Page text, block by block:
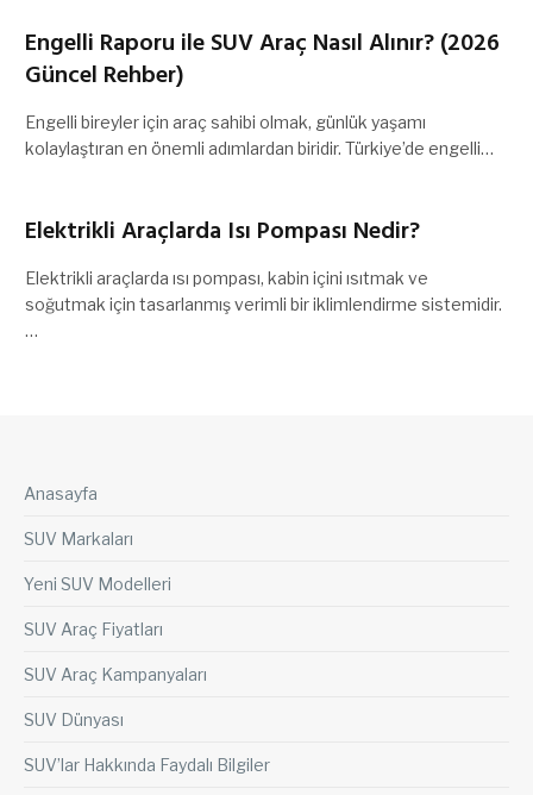
Engelli Raporu ile SUV Araç Nasıl Alınır? (2026
Güncel Rehber)
Engelli bireyler için araç sahibi olmak, günlük yaşamı
kolaylaştıran en önemli adımlardan biridir. Türkiye’de engelli…
Elektrikli Araçlarda Isı Pompası Nedir?
Elektrikli araçlarda ısı pompası, kabin içini ısıtmak ve
soğutmak için tasarlanmış verimli bir iklimlendirme sistemidir.
…
Anasayfa
SUV Markaları
Yeni SUV Modelleri
SUV Araç Fiyatları
SUV Araç Kampanyaları
SUV Dünyası
SUV’lar Hakkında Faydalı Bilgiler